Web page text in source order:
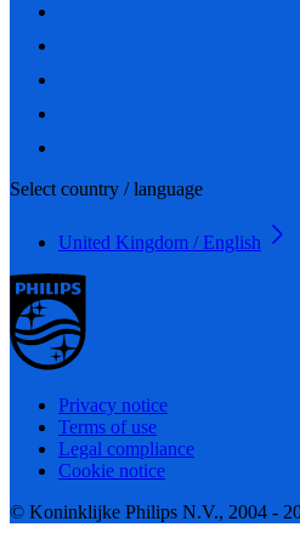
Select country / language
United Kingdom / English
Privacy notice
Terms of use
Legal compliance
Cookie notice
© Koninklijke Philips N.V., 2004 -